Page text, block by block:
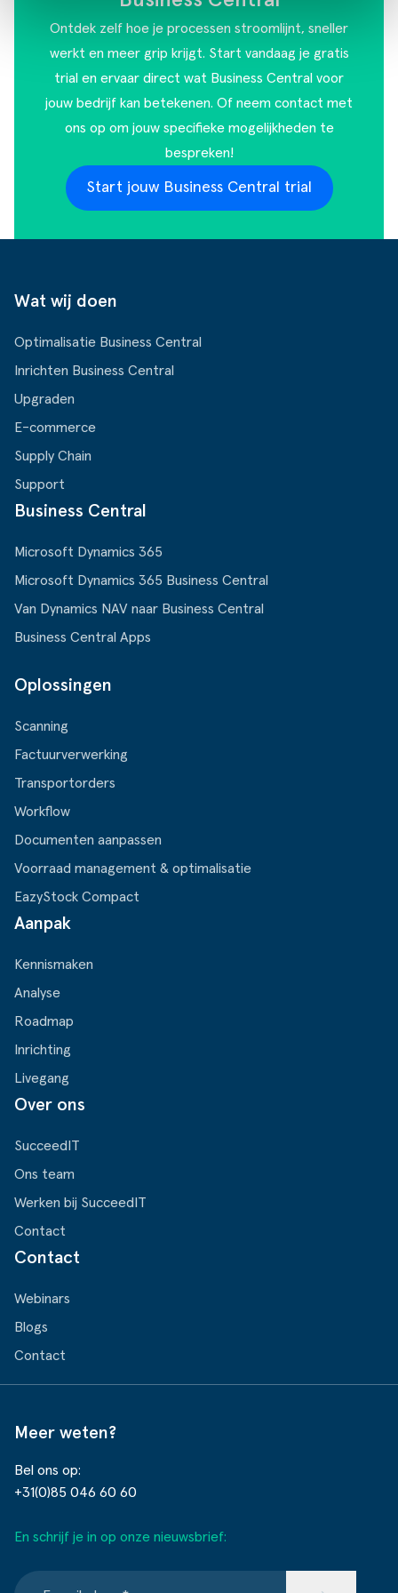
Ontdek zelf hoe je processen stroomlijnt, sneller
werkt en meer grip krijgt. Start vandaag je gratis
trial en ervaar direct wat Business Central voor
jouw bedrijf kan betekenen. Of neem contact met
ons op om jouw specifieke mogelijkheden te
bespreken!
Start jouw Business Central trial
Wat wij doen
Optimalisatie Business Central
Inrichten Business Central
Upgraden
E-commerce
Supply Chain
Support
Business Central
Microsoft Dynamics 365
Microsoft Dynamics 365 Business Central
Van Dynamics NAV naar Business Central
Business Central Apps
Oplossingen
Scanning
Factuurverwerking
Transportorders
Workflow
Documenten aanpassen
Voorraad management & optimalisatie
EazyStock Compact
Aanpak
Kennismaken
Analyse
Roadmap
Inrichting
Livegang
Over ons
SucceedIT
Ons team
Werken bij SucceedIT
Contact
Contact
Webinars
Blogs
Contact
Meer weten?
Bel ons op:
+31(0)85 046 60 60
En schrijf je in op onze nieuwsbrief: